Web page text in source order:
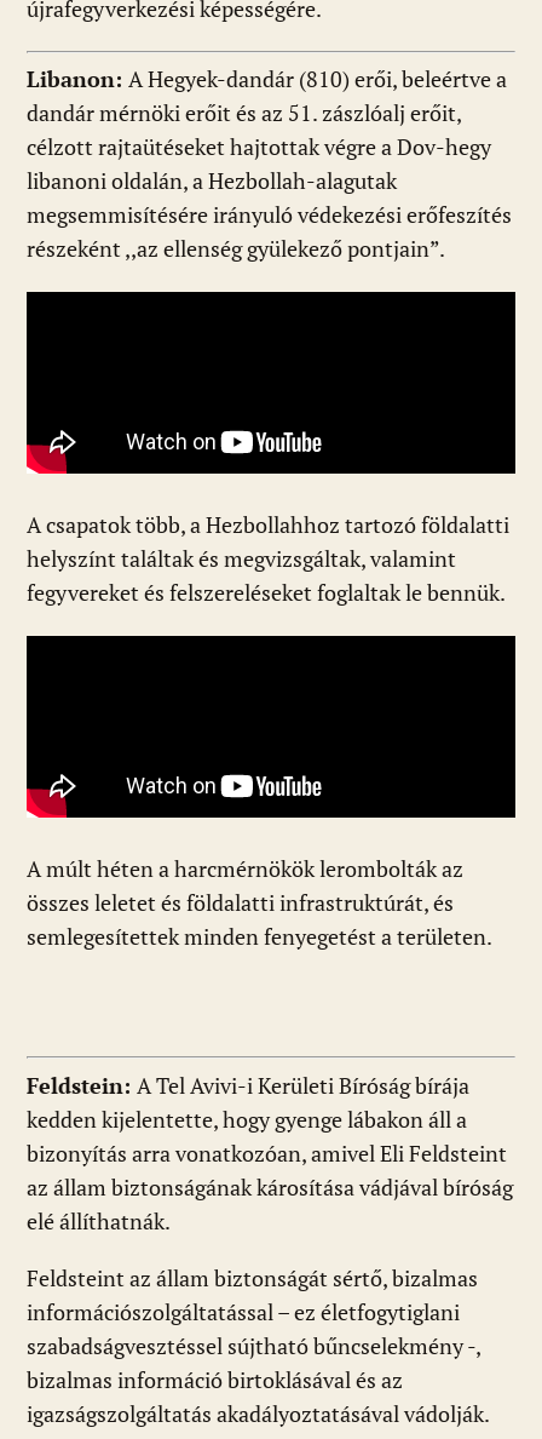
újrafegyverkezési képességére.
Libanon: A Hegyek-dandár (810) erői, beleértve a
dandár mérnöki erőit és az 51. zászlóalj erőit,
célzott rajtaütéseket hajtottak végre a Dov-hegy
libanoni oldalán, a Hezbollah-alagutak
megsemmisítésére irányuló védekezési erőfeszítés
részeként ,,az ellenség gyülekező pontjain”.
A csapatok több, a Hezbollahhoz tartozó földalatti
helyszínt találtak és megvizsgáltak, valamint
fegyvereket és felszereléseket foglaltak le bennük.
A múlt héten a harcmérnökök lerombolták az
összes leletet és földalatti infrastruktúrát, és
semlegesítettek minden fenyegetést a területen.
Feldstein: A Tel Avivi-i Kerületi Bíróság bírája
kedden kijelentette, hogy gyenge lábakon áll a
bizonyítás arra vonatkozóan, amivel Eli Feldsteint
az állam biztonságának károsítása vádjával bíróság
elé állíthatnák.
Feldsteint az állam biztonságát sértő, bizalmas
információszolgáltatással – ez életfogytiglani
szabadságvesztéssel sújtható bűncselekmény -,
bizalmas információ birtoklásával és az
igazságszolgáltatás akadályoztatásával vádolják.